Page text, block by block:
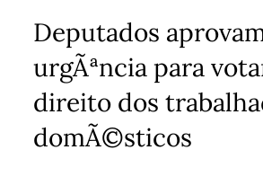
Deputados
urgÃªncia para
direito dos
domÃ©sticos